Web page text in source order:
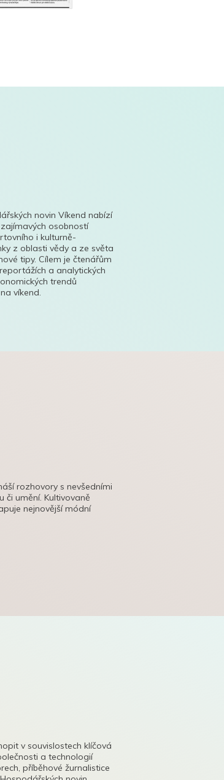
novin Víkend nabízí
osobností
i kulturně-
z oblasti vědy a ze světa
tipy. Cílem je čtenářům
a analytických
trendů
víkend.
rozhovory s nevšedními
či umění. Kultivovaně
nejnovější módní
v souvislostech klíčová
a technologií
příběhové žurnalistice